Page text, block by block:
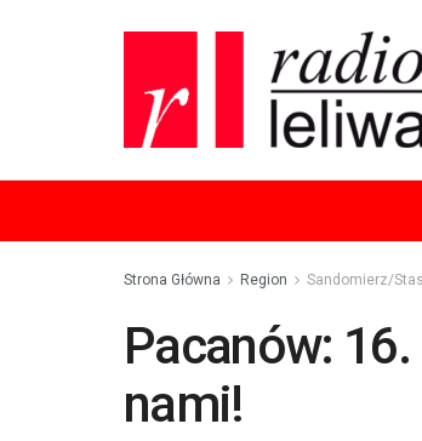
Strona Główna Region Sandomierz/
Pacanów:
nami!